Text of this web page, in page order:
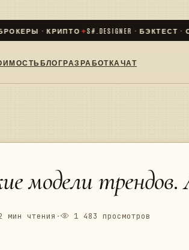
· КРИПТО✦S#.DESIGNER · БЭКТЕСТ ·
БЛОГРАЗРАБОТКАЧАТ
модели трендов.
мин чтения · 1 483 просмотров